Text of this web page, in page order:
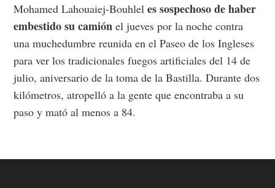
Mohamed Lahouaiej-Bouhlel es sospechoso de haber
embestido su camión el jueves por la noche contra
una muchedumbre reunida en el Paseo de los Ingleses
para ver los tradicionales fuegos artificiales del 14 de
julio, aniversario de la toma de la Bastilla. Durante dos
kilómetros, atropelló a la gente que encontraba a su
paso y mató al menos a 84.